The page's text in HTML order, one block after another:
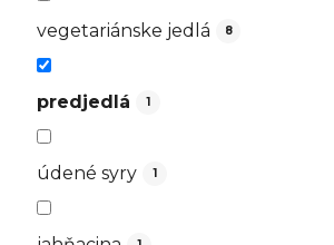
vegetariánske jedlá 8
predjedlá 1
údené syry 1